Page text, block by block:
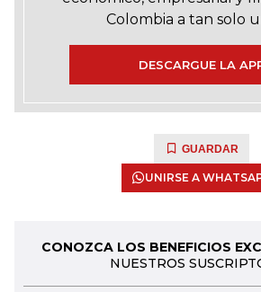
Colombia a tan solo
DESCARGUE LA
GUARDAR
UNIRSE A
CONOZCA LOS BENEFICIOS
NUESTROS